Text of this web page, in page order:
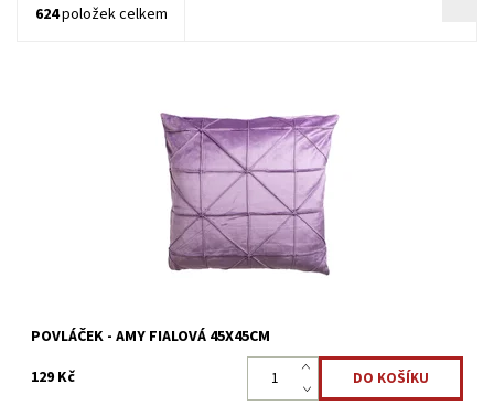
624položek celkem
Ozdobný povláček na polštářek, který Vám oživí obývací pokoj,
Skladem >5 ks
15341599
POVLÁČEK - AMY FIALOVÁ 45X45CM
129 Kč